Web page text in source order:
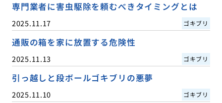
専門業者に害虫駆除を頼むべきタイミングとは
2025.11.17 ゴキブリ
通販の箱を家に放置する危険性
2025.11.13 ゴキブリ
引っ越しと段ボールゴキブリの悪夢
2025.11.10 ゴキブリ